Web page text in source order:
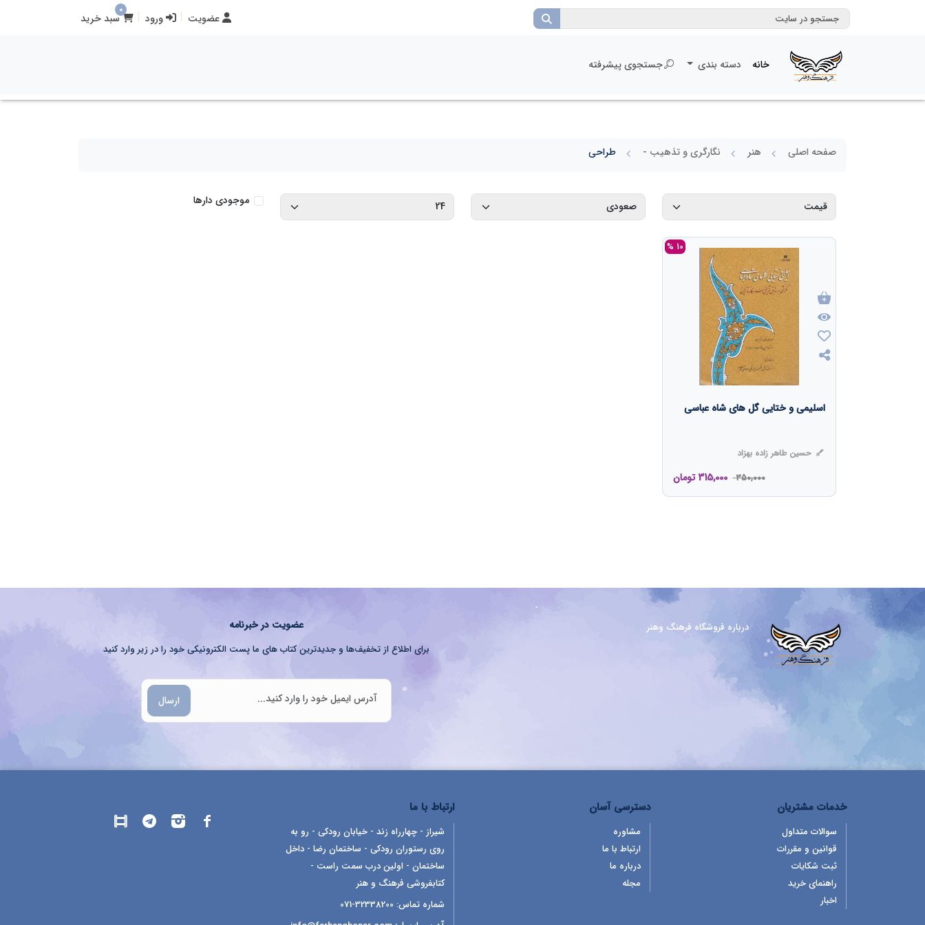
عضویت ورود
0
سبد خرید
خانه دسته بندی جستجوی پیشرفته
صفحه اصلی هنر نگارگری و تذهیب - طراحی
موجودی دارها
10 %
اسلیمی و ختایی گل های شاه عباسی
حسین طاهر زاده بهزاد
350,000
315,000 تومان
درباره فروشگاه فرهنگ وهنر عضویت در خبرنامه
برای اطلاع از تخفیف‌ها و جدیدترین کتاب های ما پست الکترونیکی خود را در زیر وارد کنید
ارسال
خدمات مشتریان
سوالات متداول
قوانین و مقررات
ثبت شکایات
راهنمای خرید
اخبار
دسترسی آسان
مشاوره
ارتباط با ما
درباره ما
مجله
ارتباط با ما
شیراز - چهارراه زند - خیابان رودکی - رو به
روی رستوران رودکی - ساختمان رضا - داخل
ساختمان - اولین درب سمت راست -
کتابفروشی فرهنگ و هنر
شماره تماس: 32338200-071